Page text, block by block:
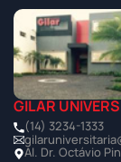
GILAR
(14) 3234-1333
Al. Dr. Octávio